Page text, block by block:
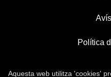
Política
Aquesta web utilitza 'cookies'